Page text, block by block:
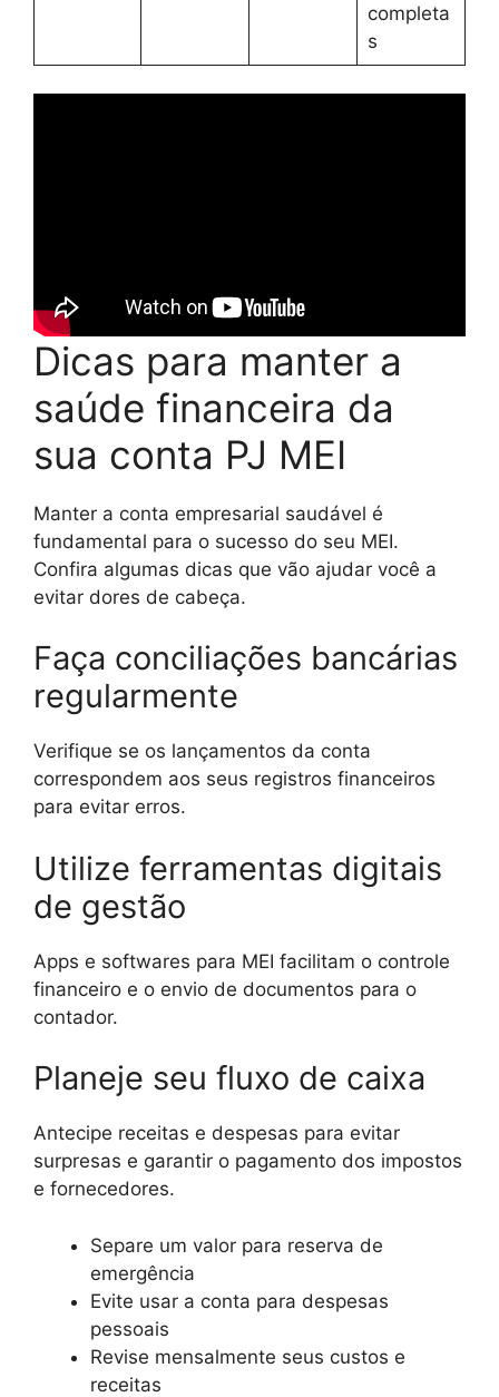
completa
s
Dicas para manter a
saúde financeira da
sua conta PJ MEI
Manter a conta empresarial saudável é
fundamental para o sucesso do seu MEI.
Confira algumas dicas que vão ajudar você a
evitar dores de cabeça.
Faça conciliações bancárias
regularmente
Verifique se os lançamentos da conta
correspondem aos seus registros financeiros
para evitar erros.
Utilize ferramentas digitais
de gestão
Apps e softwares para MEI facilitam o controle
financeiro e o envio de documentos para o
contador.
Planeje seu fluxo de caixa
Antecipe receitas e despesas para evitar
surpresas e garantir o pagamento dos impostos
e fornecedores.
Separe um valor para reserva de
emergência
Evite usar a conta para despesas
pessoais
Revise mensalmente seus custos e
receitas